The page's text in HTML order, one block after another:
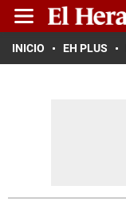
INICIO EH PLUS